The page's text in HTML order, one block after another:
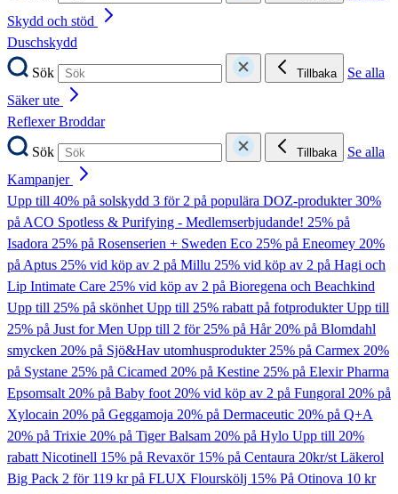
Skydd och stöd
Duschskydd
Sök
Tillbaka
Se alla
Säker ute
ReflexerBroddar
Sök
Tillbaka
Se alla
Kampanjer
Upp till 40% på solskydd 3 för 2 på populära DOZ-produkter30%
på ACO Spotless & Purifying - Medlemserbjudande! 25% på
Isadora 25% på Rosenserien + Sweden Eco 25% på Eneomey 20%
på Aptus 25% vid köp av 2 på Millu 25% vid köp av 2 på Hagi och
Lip Intimate Care 25% vid köp av 2 på Bioregena och Beachkind
Upp till 25% på skönhetUpp till 25% rabatt på fotprodukterUpp till
25% på Just for Men Upp till 2 för 25% på Hår20% på Blomdahl
smycken 20% på Sjö&Hav utomhusprodukter25% på Carmex 20%
på Systane 25% på Cicamed 20% på Kestine 25% på Elexir Pharma
Epsomsalt20% på Baby foot20% vid köp av 2 på Fungoral 20% på
Xylocain 20% på Geggamoja 20% på Dermaceutic 20% på Q+A
20% på Trixie 20% på Tiger Balsam 20% på Hylo Upp till 20%
rabatt Nicotinell 15% på Revaxör 15% på Centaura 20kr/st Läkerol
Big Pack 2 för 119 kr på FLUX Flourskölj 15% På Otinova 10 kr